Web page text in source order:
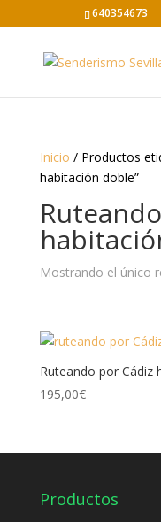
640354673
Inicio / Productos
habitación doble”
Mostrando el único
Ruteando por Cádiz
195,00€
Productos